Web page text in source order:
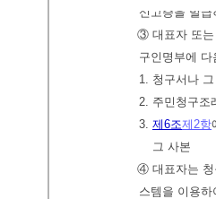
신고증을 발
③ 대표자 또는
구인명부에
1. 청구서나
2. 주민청구조
3. 제6조제2항
그 사본
④ 대표자는 청
스템을 이용